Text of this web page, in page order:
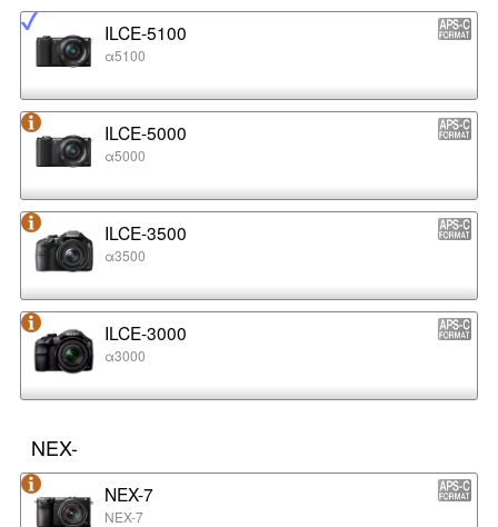
ILCE-5100
α5100
ILCE-5000
α5000
ILCE-3500
α3500
ILCE-3000
α3000
NEX-
NEX-7
NEX-7